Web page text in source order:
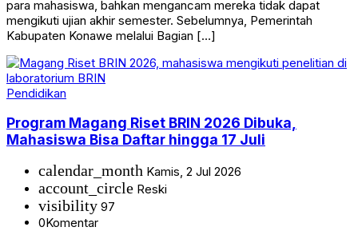
para mahasiswa, bahkan mengancam mereka tidak dapat
mengikuti ujian akhir semester. Sebelumnya, Pemerintah
Kabupaten Konawe melalui Bagian […]
Pendidikan
Program Magang Riset BRIN 2026 Dibuka,
Mahasiswa Bisa Daftar hingga 17 Juli
calendar_month Kamis, 2 Jul 2026
account_circle Reski
visibility 97
0Komentar